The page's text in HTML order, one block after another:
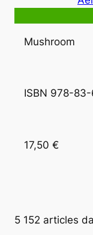
Mushroom
ISBN 978-
17,50 €
5 152 articles